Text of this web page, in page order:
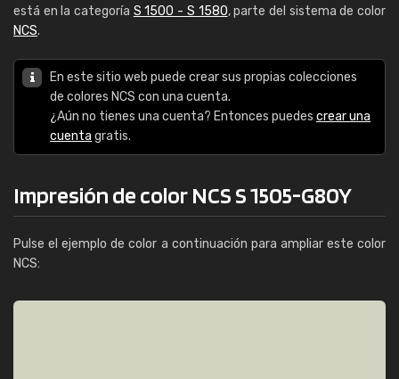
está en la categoría S 1500 - S 1580, parte del sistema de color
NCS.
En este sitio web puede crear sus propias colecciones
de colores NCS con una cuenta.
¿Aún no tienes una cuenta? Entonces puedes crear una
cuenta gratis.
Impresión de color NCS S 1505-G80Y
Pulse el ejemplo de color a continuación para ampliar este color
NCS: